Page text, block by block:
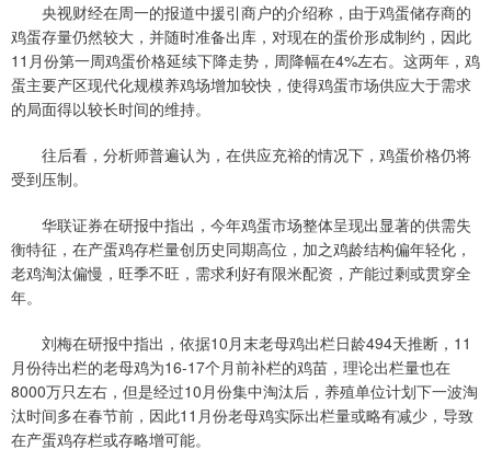
央视财经在周一的报道中援引商户的介绍称，由于鸡蛋储存商的
鸡蛋存量仍然较大，并随时准备出库，对现在的蛋价形成制约，因此
11月份第一周鸡蛋价格延续下降走势，周降幅在4%左右。这两年，鸡
蛋主要产区现代化规模养鸡场增加较快，使得鸡蛋市场供应大于需求
的局面得以较长时间的维持。
往后看，分析师普遍认为，在供应充裕的情况下，鸡蛋价格仍将
受到压制。
华联证券在研报中指出，今年鸡蛋市场整体呈现出显著的供需失
衡特征，在产蛋鸡存栏量创历史同期高位，加之鸡龄结构偏年轻化，
老鸡淘汰偏慢，旺季不旺，需求利好有限米配资，产能过剩或贯穿全
年。
刘梅在研报中指出，依据10月末老母鸡出栏日龄494天推断，11
月份待出栏的老母鸡为16-17个月前补栏的鸡苗，理论出栏量也在
8000万只左右，但是经过10月份集中淘汰后，养殖单位计划下一波淘
汰时间多在春节前，因此11月份老母鸡实际出栏量或略有减少，导致
在产蛋鸡存栏或存略增可能。